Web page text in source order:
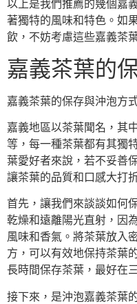
以上是我們推薦的幾個嘉
著獨特的風味和特色。如
飲，不妨考慮這些嘉義茶
嘉義茶葉的
嘉義茶葉的保存與沖泡方
嘉義地區以茶葉聞名，其
等，每一種茶葉都有其獨
葉愛好者來說，若不妥善
讓茶葉的品質和口感大打
首先，讓我們來談談如何
乾燥和遠離陽光直射，因
風味和香氣。將茶葉放入
方，可以有效地保持茶葉
長時間保存茶葉，最好在
接下來，是沖泡嘉義茶葉